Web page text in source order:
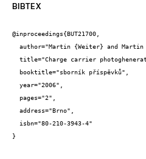
BIBTEX
@inproceedings{BUT21700,
}